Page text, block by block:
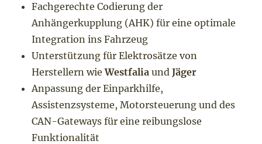
Fachgerechte Codierung der
Anhängerkupplung (AHK) für eine optimale
Integration ins Fahrzeug
Unterstützung für Elektrosätze von
Herstellern wieWestfalia undJäger
Anpassung der Einparkhilfe,
Assistenzsysteme, Motorsteuerung und des
CAN-Gateways für eine reibungslose
Funktionalität